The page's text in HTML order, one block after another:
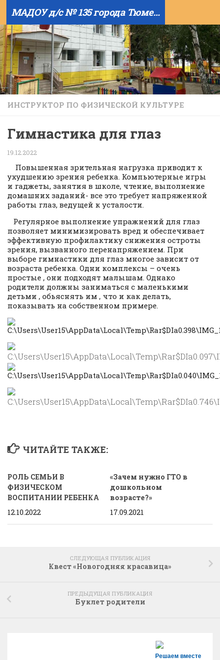
Skip to content МАДОУ д/с № 135 города Тюмени
ИНСТРУКТОР ПО ФИЗИЧЕСКОЙ КУЛЬТУРЕ
Гимнастика для глаз
19.12.2022
Повышенная зрительная нагрузка приводит к
ухудшению зрения ребенка. Компьютерные игры
и гаджеты, занятия в школе, чтение, выполнение
домашних заданий- все это требует напряженной
работы глаз, ведущей к усталости.
Регулярное выполнение упражнений для глаз
позволяет минимизировать вред и обеспечивает
эффективную профилактику снижения остроты
зрения, вызванного перенапряжением. При
выборе гимнастики для глаз многое зависит от
возраста ребенка. Одни комплексы – очень
простые , они подходят малышам. Однако
родители должны заниматься с маленькими
детьми , обьяснять им , что и как делать,
показывать на собственном примере.
ЧИТАЙТЕ ТАКЖЕ:
РОЛЬ СЕМЬИ В
ФИЗИЧЕСКОМ
ВОСПИТАНИИ РЕБЕНКА
12.10.2022
«Зачем нужно ГТО в
дошкольном
возрасте?»
17.09.2021
СЛЕДУЮЩАЯ ПУБЛИКАЦИЯ
Квест «Новогодняя красавица»
ПРЕДЫДУЩАЯ ПУБЛИКАЦИЯ
Буклет родители
Решаем вместе